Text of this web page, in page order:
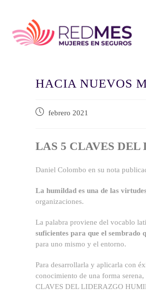
HACIA NUEVOS
febrero 2021
LAS 5 CLAVES
Daniel Colombo en su nota
La humildad es una de las
organizaciones.
La palabra proviene del vocablo
suficientes para que el sembrado
para uno mismo y el entorno.
Para desarrollarla y aplicarla con
conocimiento de una forma
CLAVES DEL LIDERAZGO